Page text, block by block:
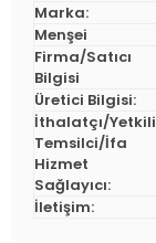
Marka:
Menşei
Firma/Satıcı
Bilgisi
Üretici Bilgisi:
İthalatçı/Yetkili
Temsilci/İfa
Hizmet
Sağlayıcı:
İletişim: